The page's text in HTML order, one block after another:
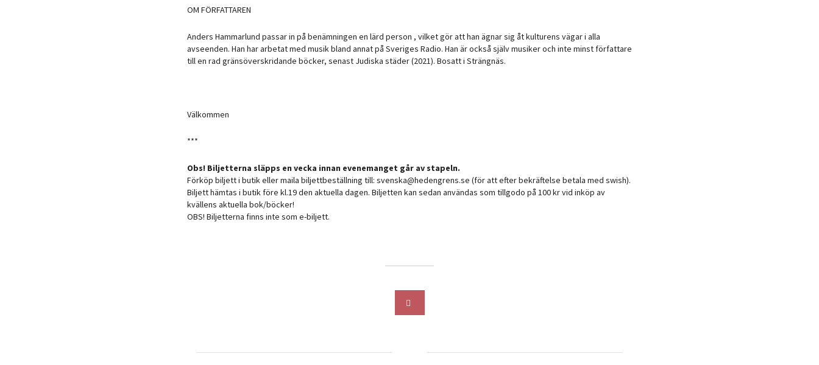
OM FÖRFATTAREN
Anders Hammarlund passar in på benämningen en lärd person , vilket gör att han ägnar sig åt kulturens vägar i alla
avseenden. Han har arbetat med musik bland annat på Sveriges Radio. Han är också själv musiker och inte minst författare
till en rad gränsöverskridande böcker, senast Judiska städer (2021). Bosatt i Strängnäs.
Välkommen
***
Obs! Biljetterna släpps en vecka innan evenemanget går av stapeln.
Förköp biljett i butik eller maila biljettbeställning till: svenska@hedengrens.se (för att efter bekräftelse betala med swish).
Biljett hämtas i butik före kl.19 den aktuella dagen. Biljetten kan sedan användas som tillgodo på 100 kr vid inköp av
kvällens aktuella bok/böcker!
OBS! Biljetterna finns inte som e-biljett.